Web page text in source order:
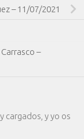
– 11/07/2021
–
cargados, y yo os